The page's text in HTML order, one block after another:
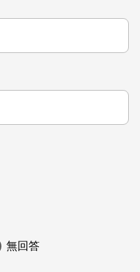
無回答